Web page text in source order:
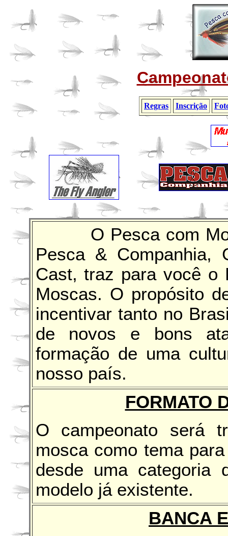
Regras Inscrição
O Pesca com
Pesca & Companhia,
Cast, traz para você o
Moscas. O propósito
incentivar tanto no
de novos e bons
formação de uma
nosso país.
FORMATO
O campeonato será
mosca como tema
desde uma categoria
modelo já existente.
BANCA